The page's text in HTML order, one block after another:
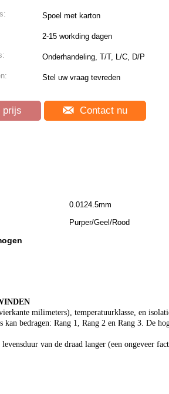
Spoel met karton
2-15 workding dagen
Onderhandeling, T/T, L/C, D/P
Stel uw vraag tevreden
prijs Contact nu
0.0124.5mm
Purper/Geel/Rood
milimeters), temperatuurklasse, en
bedragen: Rang 1, Rang 2 en Rang 3. De
van de draad langer (een ongeveer